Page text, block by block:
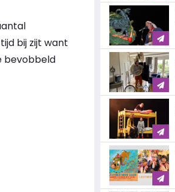
bij zijt want
bevobbeld